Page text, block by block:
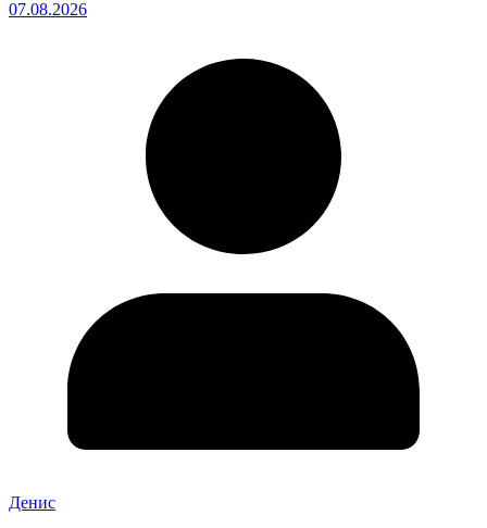
07.08.2026
Денис